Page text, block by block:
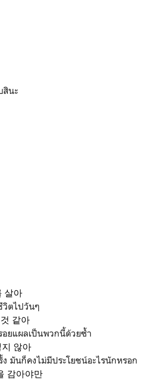
สินะ
살아
วิตไปวันๆ
같아
ยแผลเป็นพวกนี้ด้วยซ้ำ
않아
มันก็คงไม่มีประโยชน์อะไรนักหรอก
감아야만